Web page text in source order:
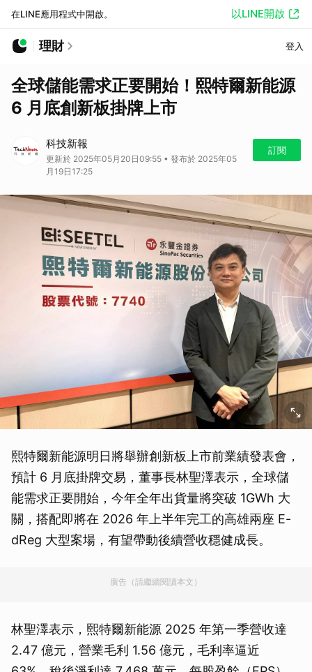
在LINE應用程式中開啟。 以LINE開啟
理財 登入
全球儲能需求正要開始！熙特爾新能源
6 月底創新板掛牌上市
科技新報
更新於 2025年05月20日09:55 • 發布於 2025年05
月19日17:25
訂閱
熙特爾新能源明日將舉辦創新板上市前業績發表會，
預計 6 月底掛牌交易，董事長林聖澤表示，全球儲
能需求正要開始，今年全年出貨量將突破 1GWh 大
關，搭配即將在 2026 年上半年完工的高雄兩座 E-
dReg 大型案場，有望帶動後續營收穩健成長。
廣告（請繼續閱讀本文）
林聖澤表示，熙特爾新能源 2025 年第一季營收達
2.47 億元，營業毛利 1.56 億元，毛利率逼近